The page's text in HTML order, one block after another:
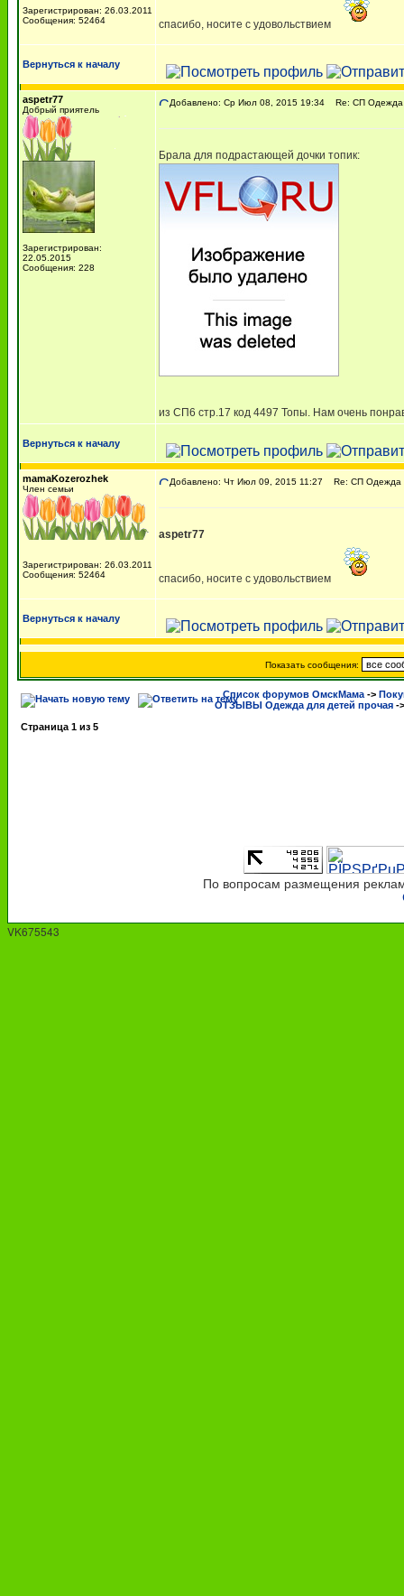
Зарегистрирован: 26.03.2011
Сообщения: 52464
спасибо, носите с удовольствием
Вернуться к началу
aspetr77
Добрый приятель
Зарегистрирован:
22.05.2015
Сообщения: 228
Добавлено: Ср Июл 08, 2015 19:34 Re: СП Одежда
Брала для подрастающей дочки топик:
из СП6 стр.17 код 4497 Топы. Нам очень
Вернуться к началу
mamaKozerozhek
Член семьи
Зарегистрирован: 26.03.2011
Сообщения: 52464
Добавлено: Чт Июл 09, 2015 11:27 Re: СП Одежда
aspetr77
спасибо, носите с удовольствием
Вернуться к началу
Показать сообщения:
Список форумов ОмскМама ->
ОТЗЫВЫ Одежда для детей прочая -
Страница 1 из 5
По вопросам размещения
VK675543